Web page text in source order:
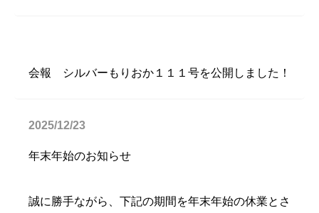
会報 シルバーもりおか１１１号を公開しました！
2025/12/23
年末年始のお知らせ
誠に勝手ながら、下記の期間を年末年始の休業とさ